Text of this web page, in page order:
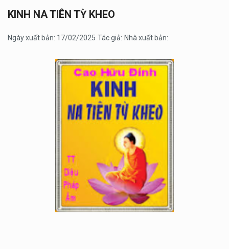
KINH NA TIÊN TỲ KHEO
Ngày xuất bản: 17/02/2025 Tác giả: Nhà xuất bản: